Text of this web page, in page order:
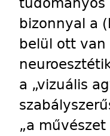
bizonnyal a
belül ott van
a „vizuális
„a